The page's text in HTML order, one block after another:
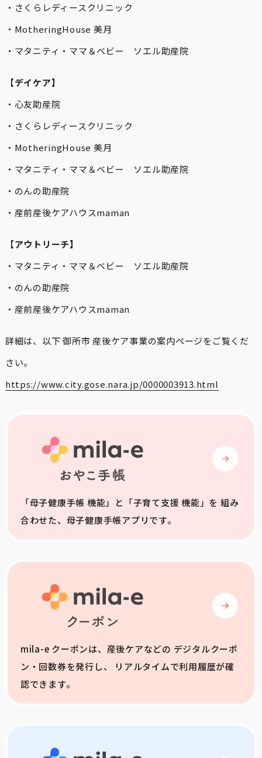
・さくらレディースクリニック
・MotheringHouse 美月
・マタニティ・ママ＆ベビー ソエル助産院
【デイケア】
・心友助産院
・さくらレディースクリニック
・MotheringHouse 美月
・マタニティ・ママ＆ベビー ソエル助産院
・のんの助産院
・産前産後ケアハウスmaman
【アウトリーチ】
・マタニティ・ママ＆ベビー ソエル助産院
・のんの助産院
・産前産後ケアハウスmaman
詳細は、以下 御所市 産後ケア事業の案内ページをご覧くだ
さい。
https://www.city.gose.nara.jp/0000003913.html
「母子健康手帳 機能」と「子育て支援 機能」を 組み
合わせた、母子健康手帳アプリです。
mila-e クーポンは、産後ケアなどの デジタルクーポ
ン・回数券を発行し、 リアルタイムで利用履歴が確
認できます。